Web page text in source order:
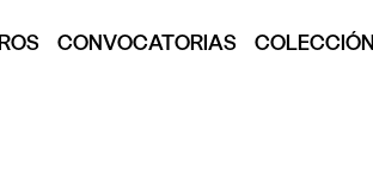
CONVOCATORIAS COLECCIÓN